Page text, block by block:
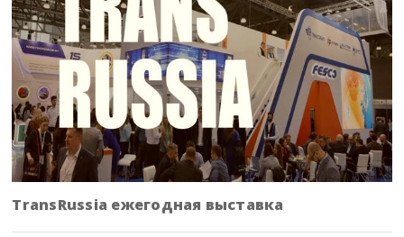
TransRussia ежегодная выставка